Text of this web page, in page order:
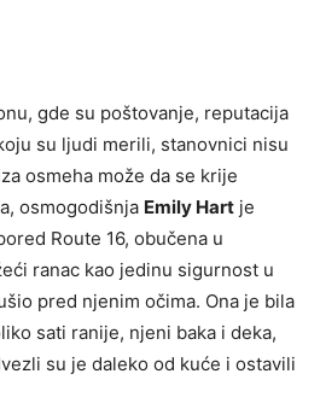
gde su poštovanje, reputacija
su ljudi merili, stanovnici nisu
osmeha može da se krije
osmogodišnja Emily Hart je
Route 16, obučena u
ranac kao jedinu sigurnost u
pred njenim očima. Ona je bila
sati ranije, njeni baka i deka,
su je daleko od kuće i ostavili